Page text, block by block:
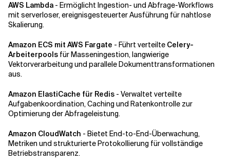
AWS Lambda - Ermöglicht Ingestion- und Abfrage-Workflows
mit serverloser, ereignisgesteuerter Ausführung für nahtlose
Skalierung.
Amazon ECS mit AWS Fargate - Führt verteilte Celery-
Arbeiterpools für Masseningestion, langwierige
Vektorverarbeitung und parallele Dokumenttransformationen
aus.
Amazon ElastiCache für Redis - Verwaltet verteilte
Aufgabenkoordination, Caching und Ratenkontrolle zur
Optimierung der Abfrageleistung.
Amazon CloudWatch - Bietet End-to-End-Überwachung,
Metriken und strukturierte Protokollierung für vollständige
Betriebstransparenz.